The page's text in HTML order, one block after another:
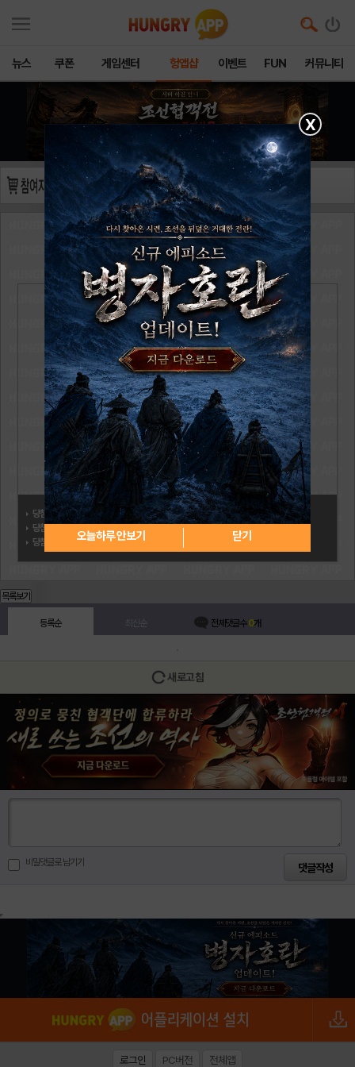
뉴스 쿠폰 게임센터 헝앱샵 이벤트 FUN 커뮤니티
냥코하기좋은날 님의 당첨을 진심으로 축하 드립니다!
당첨자:냥코하기좋은날
당첨일: 2026.06.04
당첨상품:
구글 기프트카드 15,000원 (추첨)
목록보기
등록순 최신순 전체댓글수0개
새로고침
비밀댓글로 남기기
X
오늘하루 안보기 닫기
로그인 PC버전 전체앱